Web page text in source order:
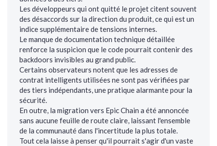
Les développeurs qui ont quitté le projet citent souvent
des désaccords sur la direction du produit, ce qui est un
indice supplémentaire de tensions internes.
Le manque de documentation technique détaillée
renforce la suspicion que le code pourrait contenir des
backdoors invisibles au grand public.
Certains observateurs notent que les adresses de
contrat intelligents utilisées ne sont pas vérifiées par
des tiers indépendants, une pratique alarmante pour la
sécurité.
En outre, la migration vers Epic Chain a été annoncée
sans aucune feuille de route claire, laissant l'ensemble
de la communauté dans l'incertitude la plus totale.
Tout cela laisse à penser qu'il pourrait s'agir d'un vaste